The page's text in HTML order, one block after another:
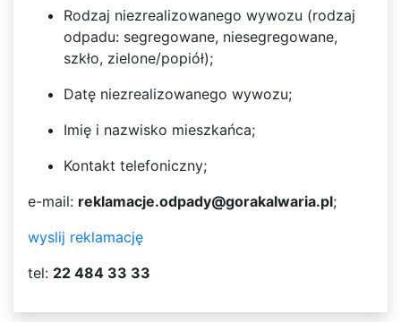
Rodzaj niezrealizowanego wywozu (rodzaj
odpadu: segregowane, niesegregowane,
szkło, zielone/popiół);
Datę niezrealizowanego wywozu;
Imię i nazwisko mieszkańca;
Kontakt telefoniczny;
e-mail: reklamacje.odpady@gorakalwaria.pl;
wyslij reklamację
tel: 22 484 33 33